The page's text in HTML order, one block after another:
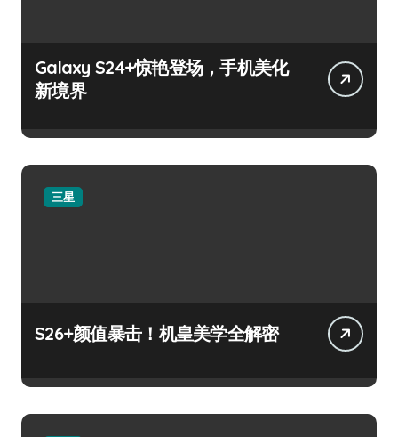
Galaxy S24+惊艳登场，手机美化
新境界
三星
S26+颜值暴击！机皇美学全解密